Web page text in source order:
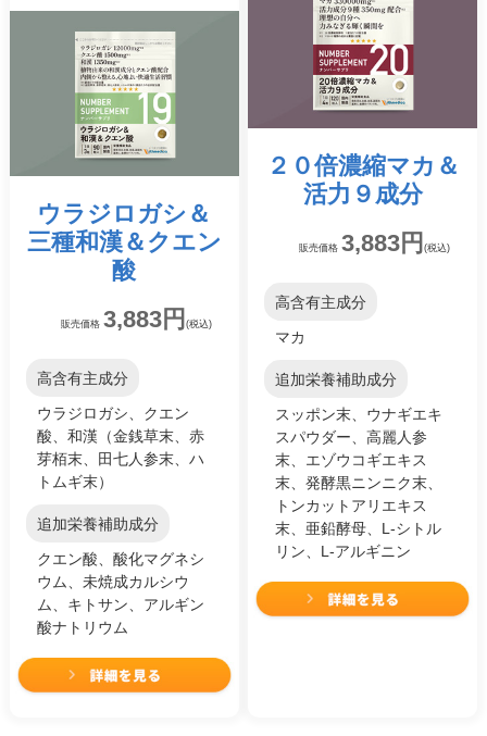
ウラジロガシ＆
三種和漢＆ クエン
酸
販売価格 3,883円 (税込)
高含有主成分
ウラジロガシ、クエン
酸、和漢（金銭草末、赤
芽栢末、田七人参末、ハ
トムギ末）
追加栄養補助成分
クエン酸、酸化マグネシ
ウム、未焼成カルシウ
ム、キトサン、アルギン
酸ナトリウム
２０倍濃縮マカ ＆
活力９成分
販売価格3,883円(税込)
高含有主成分
マカ
追加栄養補助成分
スッポン末、ウナギエキ
スパウダー、高麗人参
末、エゾウコギエキス
末、発酵黒ニンニク末、
トンカットアリエキス
末、亜鉛酵母、L-シトル
リン、L-アルギニン